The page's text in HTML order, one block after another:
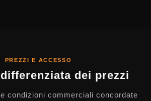
PREZZI E ACCESSO
dei prezzi
condizioni commerciali concordate